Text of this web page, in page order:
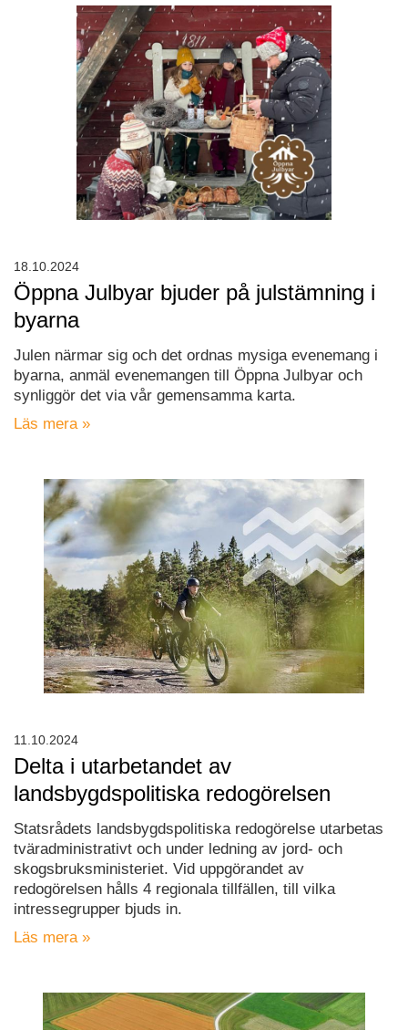
Öppna Julbyar bjuder på julstämning i
byarna
Julen närmar sig och det ordnas mysiga evenemang i
byarna, anmäl evenemangen till Öppna Julbyar och
synliggör det via vår gemensamma karta.
Läs mera »
18.10.2024
Delta i utarbetandet av
landsbygdspolitiska redogörelsen
Statsrådets landsbygdspolitiska redogörelse utarbetas
tväradministrativt och under ledning av jord- och
skogsbruksministeriet. Vid uppgörandet av
redogörelsen hålls 4 regionala tillfällen, till vilka
intressegrupper bjuds in.
Läs mera »
11.10.2024